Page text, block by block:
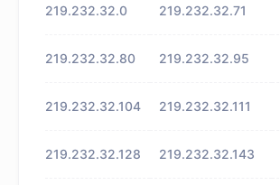
219.232.32.0 219.232.32.71
219.232.32.80 219.232.32.95
219.232.32.104 219.232.32.111
219.232.32.128 219.232.32.143